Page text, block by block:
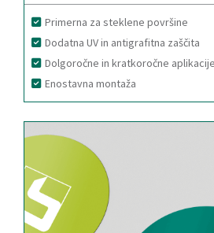
Primerna za steklene površine
Dodatna UV in antigrafitna zaščita
Dolgoročne in kratkoročne aplikacije
Enostavna montaža